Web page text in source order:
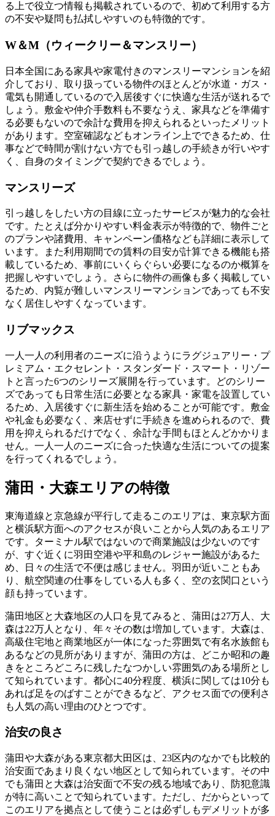
る上で役立つ情報も掲載されているので、初めて利用する方
の不安や疑問も払拭しやすいのも特徴的です。
W＆M（ウィークリー＆マンスリー）
日本全国にある家具や家電付きのマンスリーマンションを紹
介しており、取り扱っている物件のほとんどが水道・ガス・
電気も開通しているので入居後すぐに快適な生活が送れるで
しょう。敷金や仲介手数料も不要なうえ、家具などを準備す
る必要もないので余計な費用を抑えられるといったメリット
があります。空室確認などもオンライン上でできるため、仕
事などで時間が割けない方でも引っ越しの手続きが行いやす
く、自身のタイミングで契約できるでしょう。
マンスリーズ
引っ越しをしたい方の目線に立ったサービスが魅力的な会社
です。たとえば分かりやすい料金表示が特徴的で、物件ごと
のプランや諸費用、キャンペーン価格なども詳細に表示して
います。また利用期間での賃料の目安が計算できる機能も搭
載しているため、事前にいくらぐらい必要になるのか概算を
把握しやすいでしょう。さらに物件の画像も多く掲載してい
るため、内覧が難しいマンスリーマンションであっても不安
なく居住しやすくなっています。
リブマックス
一人一人の利用者のニーズに沿うようにラグジュアリー・プ
レミアム・エクセレント・スタンダード・スマート・リゾー
トと言った6つのシリーズ展開を行っています。どのシリー
ズであっても日常生活に必要となる家具・家電を設置してい
るため、入居後すぐに新生活を始めることが可能です。敷金
や礼金も必要なく、来店せずに手続きを進められるので、費
用を抑えられるだけでなく、余計な手間もほとんどかかりま
せん。一人一人のニーズに合った快適な生活についての提案
を行ってくれるでしょう。
蒲田・大森エリアの特徴
東海道線と京急線が平行して走るこのエリアは、東京駅方面
と横浜駅方面へのアクセスが良いことから人気のあるエリア
です。ターミナル駅ではないので商業施設は少ないのです
が、すぐ近くに羽田空港や平和島のレジャー施設があるた
め、日々の生活で不便は感じません。羽田が近いこともあ
り、航空関連の仕事をしている人も多く、空の玄関口という
顔も持っています。
蒲田地区と大森地区の人口を見てみると、蒲田は27万人、大
森は22万人となり、年々その数は増加しています。大森は、
高級住宅地と商業地区が一体になった雰囲気で有名水族館も
あるなどの見所がありますが、蒲田の方は、どこか昭和の趣
きをところどころに残したなつかしい雰囲気のある場所とし
て知られています。都心に40分程度、横浜に関しては10分も
あれば足をのばすことができるなど、アクセス面での便利さ
も人気の高い理由のひとつです。
治安の良さ
蒲田や大森がある東京都大田区は、23区内のなかでも比較的
治安面であまり良くない地区として知られています。その中
でも蒲田と大森は治安面で不安の残る地域であり、防犯意識
が特に高いことで知られています。ただし、だからといって
このエリアを拠点として使うことは必ずしもデメリットが多